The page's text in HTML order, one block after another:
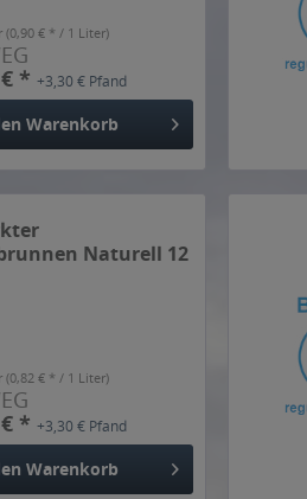
(0,90 € * / 1 Liter)
€ *+3,30 € Pfand
Warenkorb
Naturell 12
(0,82 € * / 1 Liter)
€ *+3,30 € Pfand
Warenkorb